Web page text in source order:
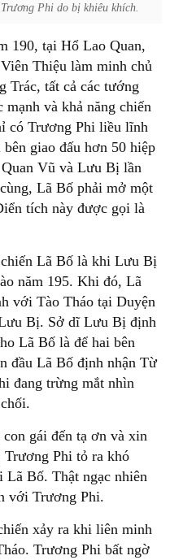
Phi do bị khiêu khích.
190, tại Hổ Lao Quan,
Thiệu làm minh chủ
Trác, tất cả các tướng
và khả năng chiến
có Trương Phi liều lĩnh
giao đấu hơn 50 hiệp
Vũ và Lưu Bị lần
Lã Bố phải mở một
tích này được gọi là
Lã Bố là khi Lưu Bị
năm 195. Khi đó, Lã
với Tào Tháo tại Duyện
Bị. Sở dĩ Lưu Bị định
Lã Bố là để hai bên
đầu Lã Bố định nhận Từ
đang trừng mắt nhìn
gái đến tạ ơn và xin
Phi tỏ ra khó
Lã Bố. Thật ngạc nhiên
với Trương Phi.
xảy ra khi liên minh
Trương Phi bất ngờ